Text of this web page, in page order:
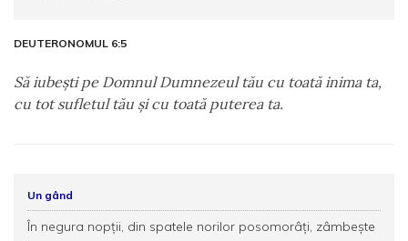
DEUTERONOMUL 6:5
Să iubeşti pe Domnul Dumnezeul tău cu toată inima ta,
cu tot sufletul tău şi cu toată puterea ta.
Un gând
În negura nopţii, din spatele norilor posomorâţi, zâmbeşte